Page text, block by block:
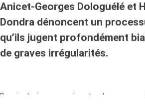
Anicet-Georges Dologuélé et
Dondra dénoncent un
qu’ils jugent profondément
de graves irrégularités.
Depuis plusieurs semaines, les deux